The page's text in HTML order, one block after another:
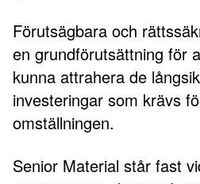
Förutsägbara och
en grundförutsättning för
kunna attrahera de
investeringar som krävs
omställningen.
Senior Material står fast